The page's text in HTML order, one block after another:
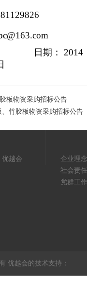
：
2014
板物资采购招标公告
竹胶板物资采购招标公告
优越会
企业理念
社会责任
党群工作
优越会的技术支持：